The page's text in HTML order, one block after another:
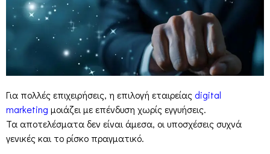
Για πολλές επιχειρήσεις, η επιλογή εταιρείας digital
marketing μοιάζει με επένδυση χωρίς εγγυήσεις.
Τα αποτελέσματα δεν είναι άμεσα, οι υποσχέσεις συχνά
γενικές και το ρίσκο πραγματικό.